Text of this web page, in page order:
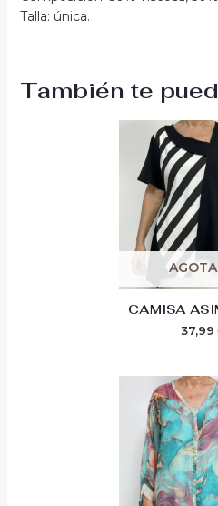
Talla: única.
También te
CAMISA
37,99